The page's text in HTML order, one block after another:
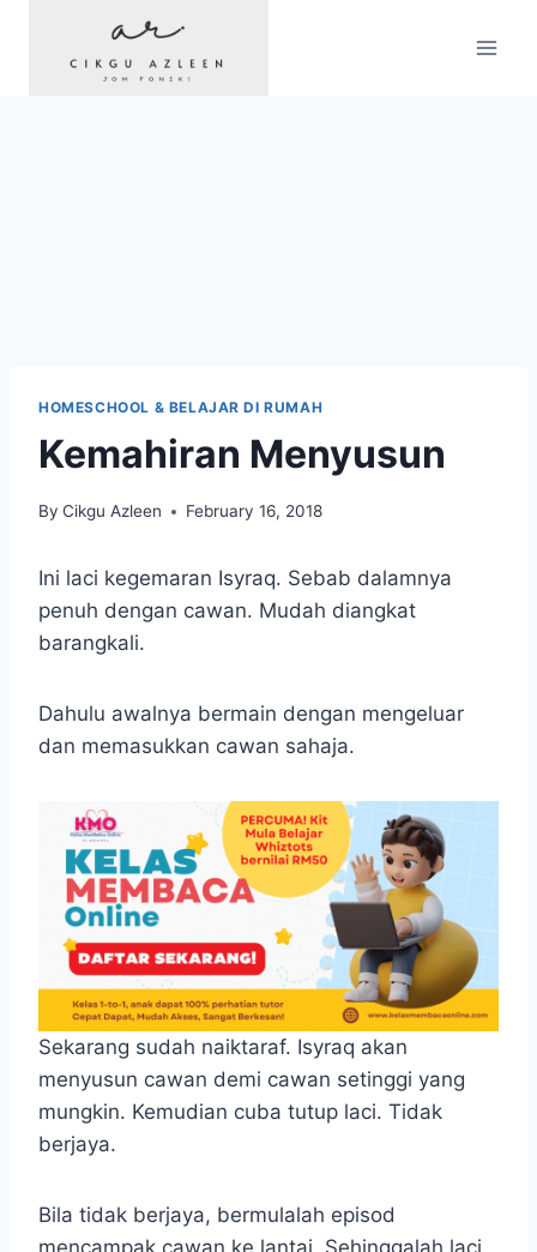
HOMESCHOOL & BELAJAR DI RUMAH
Kemahiran Menyusun
By Cikgu Azleen February 16, 2018
Ini laci kegemaran Isyraq. Sebab dalamnya
penuh dengan cawan. Mudah diangkat
barangkali.
Dahulu awalnya bermain dengan mengeluar
dan memasukkan cawan sahaja.
Sekarang sudah naiktaraf. Isyraq akan
menyusun cawan demi cawan setinggi yang
mungkin. Kemudian cuba tutup laci. Tidak
berjaya.
Bila tidak berjaya, bermulalah episod